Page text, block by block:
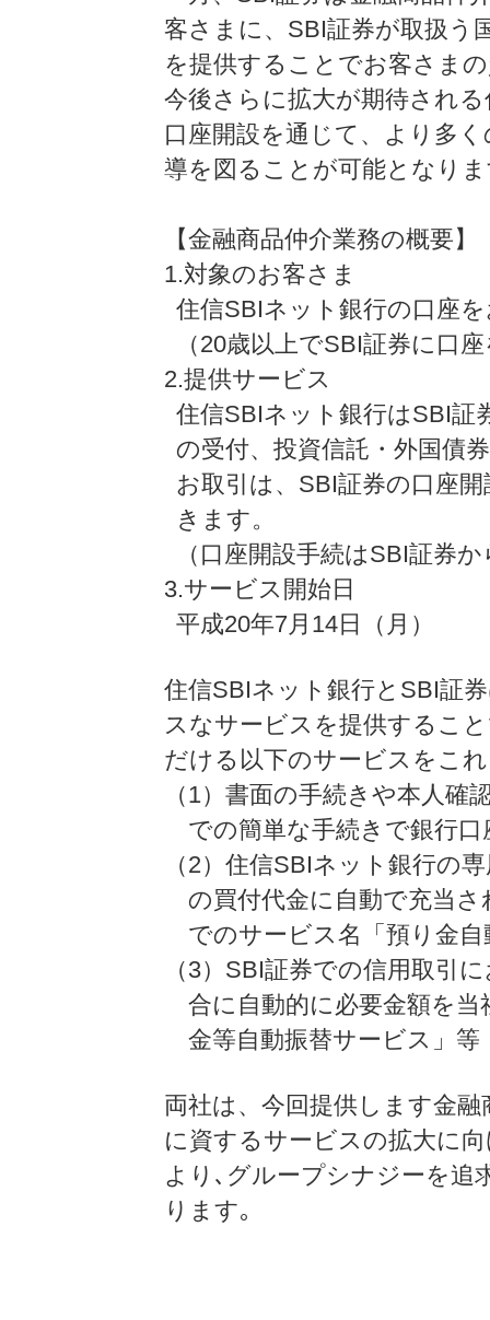
客さまに、SBI証券が取扱う
を提供することでお客さま
今後さらに拡大が期待され
口座開設を通じて、より多
導を図ることが可能となり
【金融商品仲介業務の概要】
1.対象のお客さま
住信SBIネット銀行の口座
（20歳以上でSBI証券に口
2.提供サービス
住信SBIネット銀行はSBI証
の受付、投資信託・外国債
お取引は、SBI証券の口座
きます。
（口座開設手続はSBI証券
3.サービス開始日
平成20年7月14日（月）
住信SBIネット銀行とSBI証
スなサービスを提供するこ
だける以下のサービスをこ
（1）書面の手続きや本人
での簡単な手続きで銀行
（2）住信SBIネット銀行の
の買付代金に自動で充当
でのサービス名「預り金
（3）SBI証券での信用取引
合に自動的に必要金額を
金等自動振替サービス」等
両社は、今回提供します金
に資するサービスの拡大に
より､グループシナジーを追
ります｡